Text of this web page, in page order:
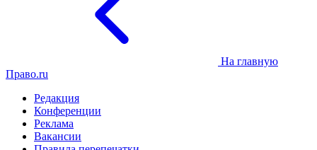
На главную
Право.ru
Редакция
Конференции
Реклама
Вакансии